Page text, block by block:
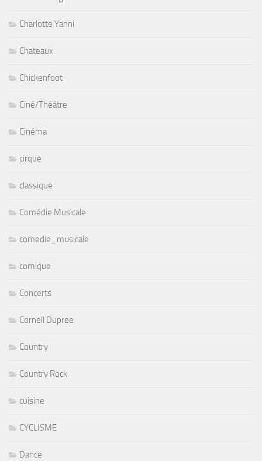
Charlotte Yanni
Chateaux
Chickenfoot
Ciné/Théâtre
Cinéma
cirque
classique
Comédie Musicale
comedie_musicale
comique
Concerts
Cornell Dupree
Country
Country Rock
cuisine
CYCLISME
Dance